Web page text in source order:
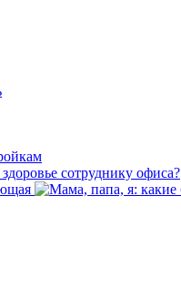
сотруднику офиса?